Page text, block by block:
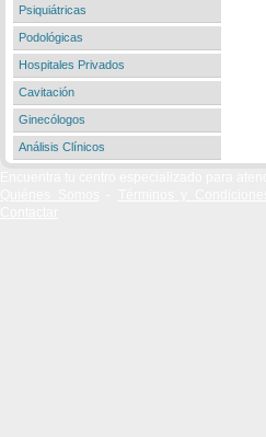
Psiquiátricas
Podológicas
Hospitales Privados
Cavitación
Ginecólogos
Análisis Clínicos